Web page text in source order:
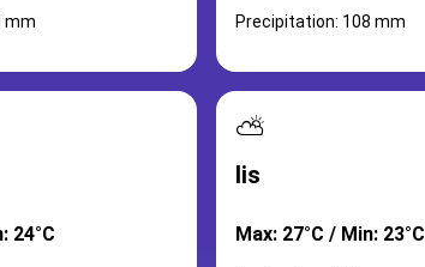
mm Precipitation: 108 mm
24°C
⛅
lis
Max: 27°C / Min: 23°C